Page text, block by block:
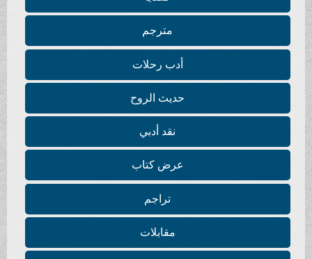
مترجم
أدب رحلات
حديث الروح
نقد أدبي
عرض كتاب
تراجم
مقابلات